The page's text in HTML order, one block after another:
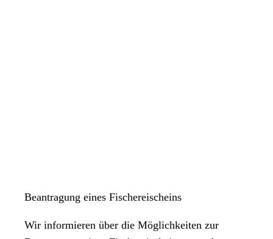
Beantragung eines Fischereischeins
Wir informieren über die Möglichkeiten zur